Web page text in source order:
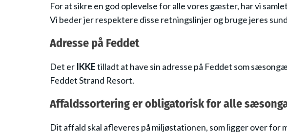
For at sikre en god oplevelse for alle vores gæster, har vi
Vi beder jer respektere disse retningslinjer og bruge jeres
Adresse på Feddet
Det er IKKEtilladt at have sin adresse på Feddet som
Feddet Strand Resort.
Affaldssortering er obligatorisk for alle
Dit affald skal afleveres på miljøstationen, som ligger over for